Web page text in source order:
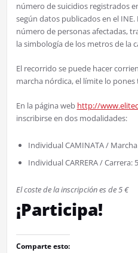
número de suicidios registrados
según datos publicados en el
número de personas afectadas,
la simbología de los metros de la
El recorrido se puede hacer
marcha nórdica, el límite lo pones
En la página web http://
inscribirse en dos modalidades:
Individual CAMINATA /
Individual CARRERA / Carrera:
El coste de la inscripción es de 5 €
¡Participa!
Comparte esto: